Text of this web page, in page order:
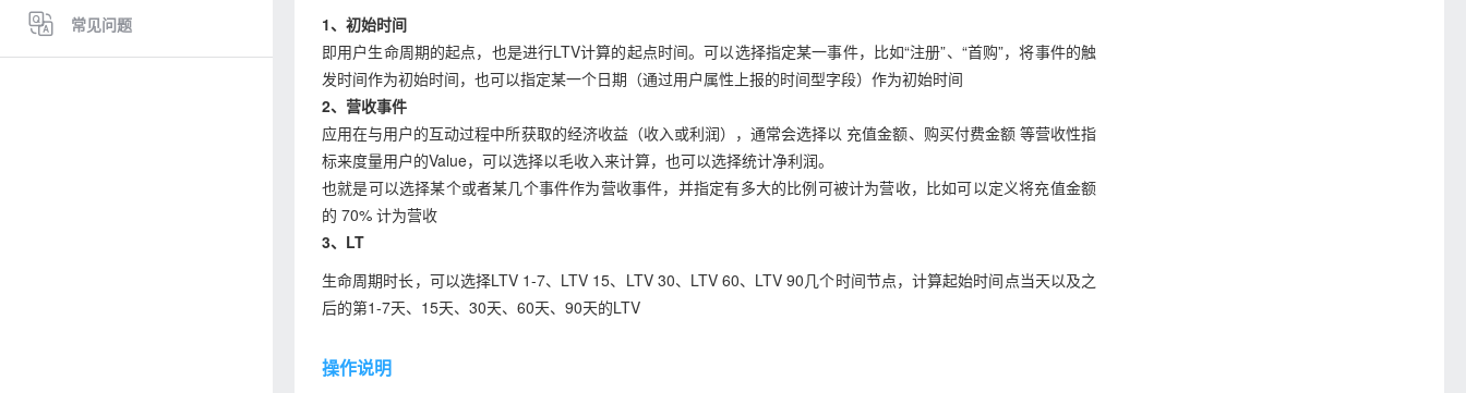
常见问题
1、初始时间
即用户生命周期的起点，也是进行LTV计算的起点时间。可以选择指定某一事件，比如“注册”、“首购”，将事件的触
发时间作为初始时间，也可以指定某一个日期（通过用户属性上报的时间型字段）作为初始时间
2、营收事件
应用在与用户的互动过程中所获取的经济收益（收入或利润），通常会选择以 充值金额、购买付费金额 等营收性指
标来度量用户的Value，可以选择以毛收入来计算，也可以选择统计净利润。
也就是可以选择某个或者某几个事件作为营收事件，并指定有多大的比例可被计为营收，比如可以定义将充值金额
的 70% 计为营收
3、LT
生命周期时长，可以选择LTV 1-7、LTV 15、LTV 30、LTV 60、LTV 90几个时间节点，计算起始时间点当天以及之
后的第1-7天、15天、30天、60天、90天的LTV
操作说明